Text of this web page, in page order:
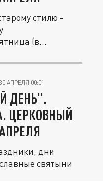
стилю -
(в
30 АПРЕЛЯ 00:01
ДЕНЬ".
ЦЕРКОВНЫЙ
дни
святыни